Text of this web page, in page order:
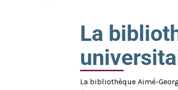
La
La bibliothèque Aimé-